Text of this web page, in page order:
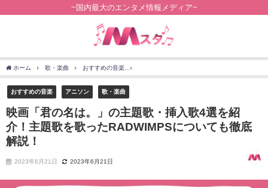
~国内最大のエンタメ情報メディア~
ホーム 歌・楽曲 おすすめの音楽
おすすめの音楽 アニソン 歌・楽曲
映画「君の名は。」の主題歌・挿入歌4選を紹
介！主題歌を歌ったRADWIMPSについても徹底
解説！
2023年6月21日 2023年6月21日